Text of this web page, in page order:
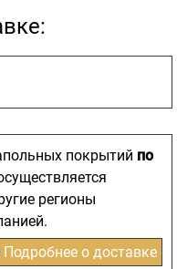
покрытий по
регионы
Подробнее о доставке